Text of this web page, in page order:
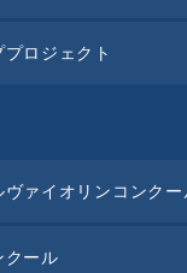
ロジェクト
ヴァイオリンコンクー
クール